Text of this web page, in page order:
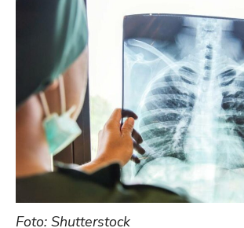
Foto: Shutterstock